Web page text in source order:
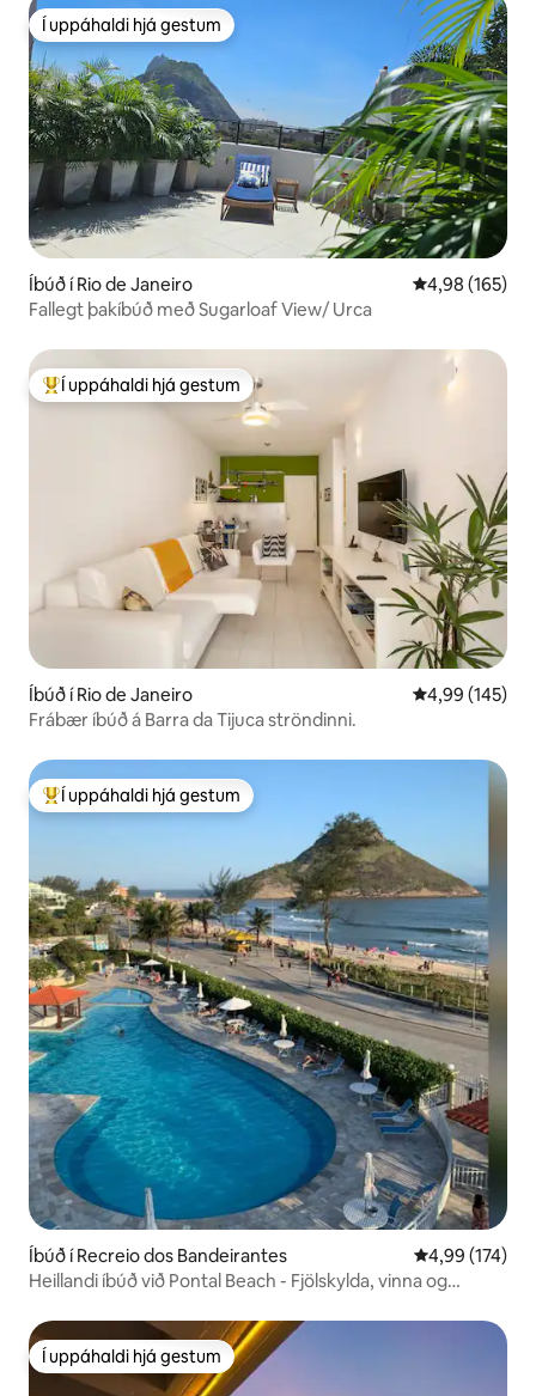
Í uppáhaldi hjá gestum
Í uppáhaldi hjá gestum
Íbúð í Rio de Janeiro 4,98 af 5 í
4,98 (165)
Fallegt þakíbúð með Sugarloaf View/ Urca
Í mestu uppáhaldi hjá gestum
Í uppáhaldi hjá gestum
Íbúð í Rio de Janeiro 4,99 af 5 í
4,99 (145)
Frábær íbúð á Barra da Tijuca ströndinni.
Í mestu uppáhaldi hjá gestum
Í uppáhaldi hjá gestum
Íbúð í Recreio dos Bandeirantes 4,99 af 5 í
4,99 (174)
Heillandi íbúð við Pontal Beach - Fjölskylda, vinna og
Í uppáhaldi hjá gestum
Í uppáhaldi hjá gestum